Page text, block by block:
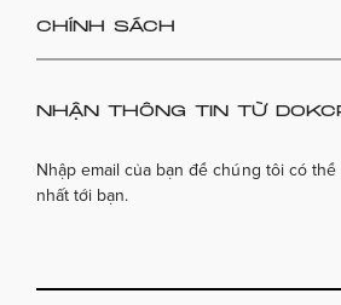
CHÍNH SÁCH
NHẬN THÔNG TIN TỪ
Nhập email của bạn để chúng tôi có
nhất tới bạn.